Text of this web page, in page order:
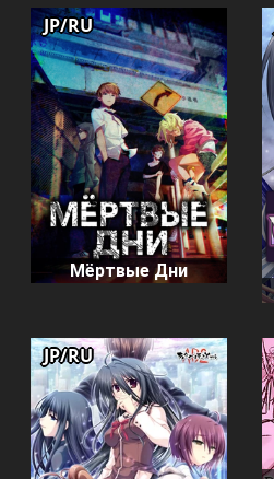
Мёртвые Дни
JP/RU
JP/RU